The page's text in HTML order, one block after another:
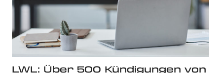
LWL: Über 500 Kündigungen von